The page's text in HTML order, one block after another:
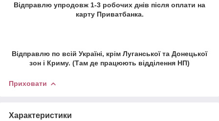
Відправлю упродовж 1-3 робочих днів після оплати на
карту Приватбанка.
Відправлю по всій Україні, крім Луганської та Донецької
зон і Криму. (Там де працюють відділення НП)
Приховати
Характеристики